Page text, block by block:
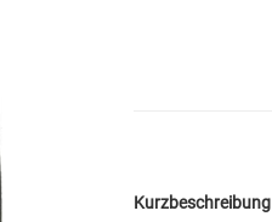
Kurzbeschreibung